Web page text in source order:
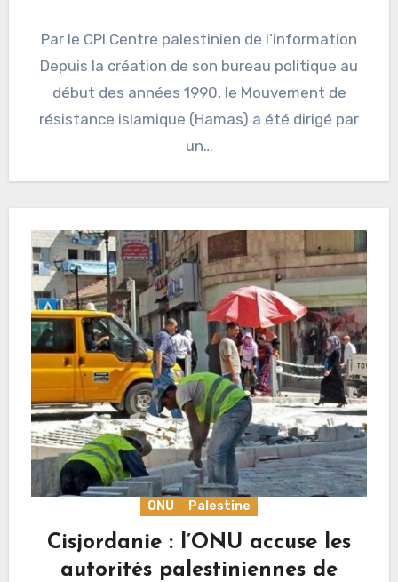
Par le CPI Centre palestinien de l’information
Depuis la création de son bureau politique au
début des années 1990, le Mouvement de
résistance islamique (Hamas) a été dirigé par
un…
ONU Palestine
Cisjordanie : l’ONU accuse les
autorités palestiniennes de